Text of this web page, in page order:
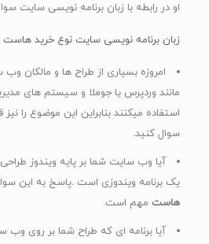
او در رابطه با زبان برنامه نویسی سایت
زبان برنامه نویسی سایت نوع خرید
امروزه بسیاری از طراح ها و مالکان
مانند وردپرس یا جوملا و سیستم های
استفاده میکنند بنابراین این موضوع را نیز
سوال کنید.
آیا وب سایت شما بر پایه ویندوز
یک برنامه ویندوزی است .پاسخ به این
هاست مهم است.
آیا برنامه ای که طراح شما بر روی وب